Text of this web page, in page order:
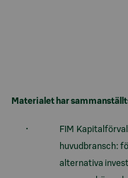
Materialet har
FIM
huvudbransch:
alternativa